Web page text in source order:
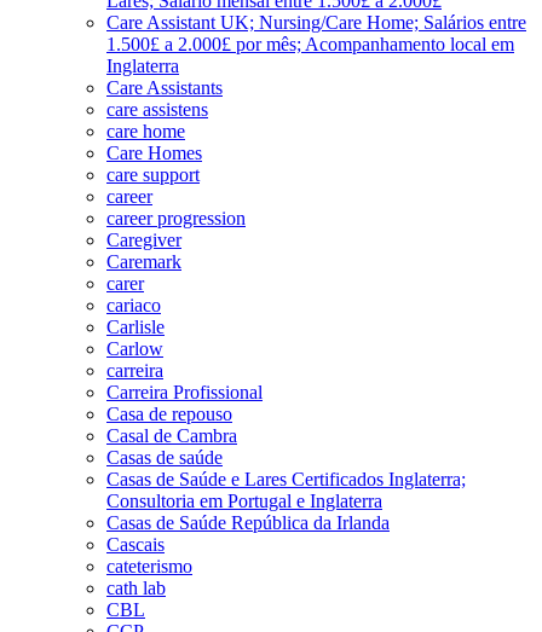
Care Assistant UK; Nursing/Care Home; Salários entre
1.500£ a 2.000£ por mês; Acompanhamento local em
Inglaterra
Care Assistants
care assistens
care home
Care Homes
care support
career
career progression
Caregiver
Caremark
carer
cariaco
Carlisle
Carlow
carreira
Carreira Profissional
Casa de repouso
Casal de Cambra
Casas de saúde
Casas de Saúde e Lares Certificados Inglaterra;
Consultoria em Portugal e Inglaterra
Casas de Saúde República da Irlanda
Cascais
cateterismo
cath lab
CBL